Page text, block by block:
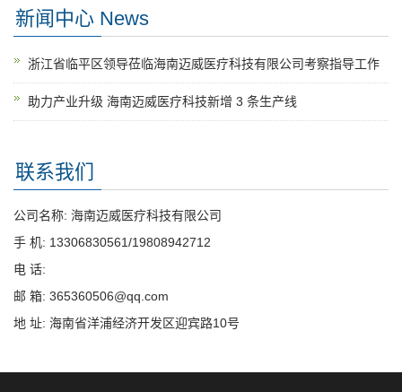
新闻中心 News
浙江省临平区领导莅临海南迈威医疗科技有限公司考察指导工作
助力产业升级 海南迈威医疗科技新增 3 条生产线
联系我们
公司名称: 海南迈威医疗科技有限公司
手 机: 13306830561/19808942712
电 话:
邮 箱: 365360506@qq.com
地 址: 海南省洋浦经济开发区迎宾路10号